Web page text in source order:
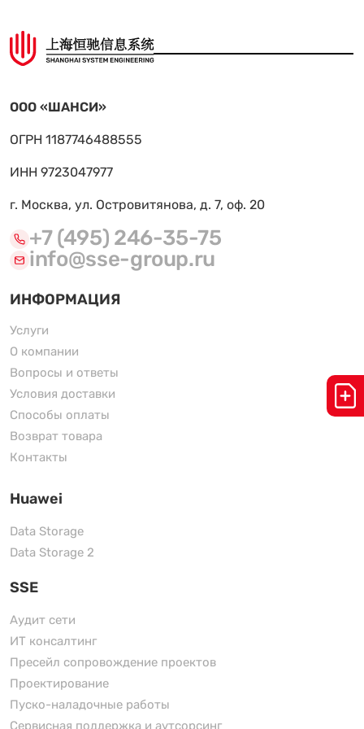
ООО «ШАНСИ»
ОГРН 1187746488555
ИНН 9723047977
г. Москва, ул. Островитянова, д. 7, оф. 20
+7 (495) 246-35-75
info@sse-group.ru
ИНФОРМАЦИЯ
Услуги
О компании
Вопросы и ответы
Условия доставки
Способы оплаты
Возврат товара
Контакты
Huawei
Data Storage
Data Storage 2
SSE
Аудит сети
ИТ консалтинг
Пресейл сопровождение проектов
Проектирование
Пуско-наладочные работы